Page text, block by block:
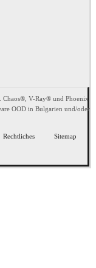
Chaos®, V-Ray® und Phoenix
OOD in Bulgarien und/oder
Rechtliches Sitemap